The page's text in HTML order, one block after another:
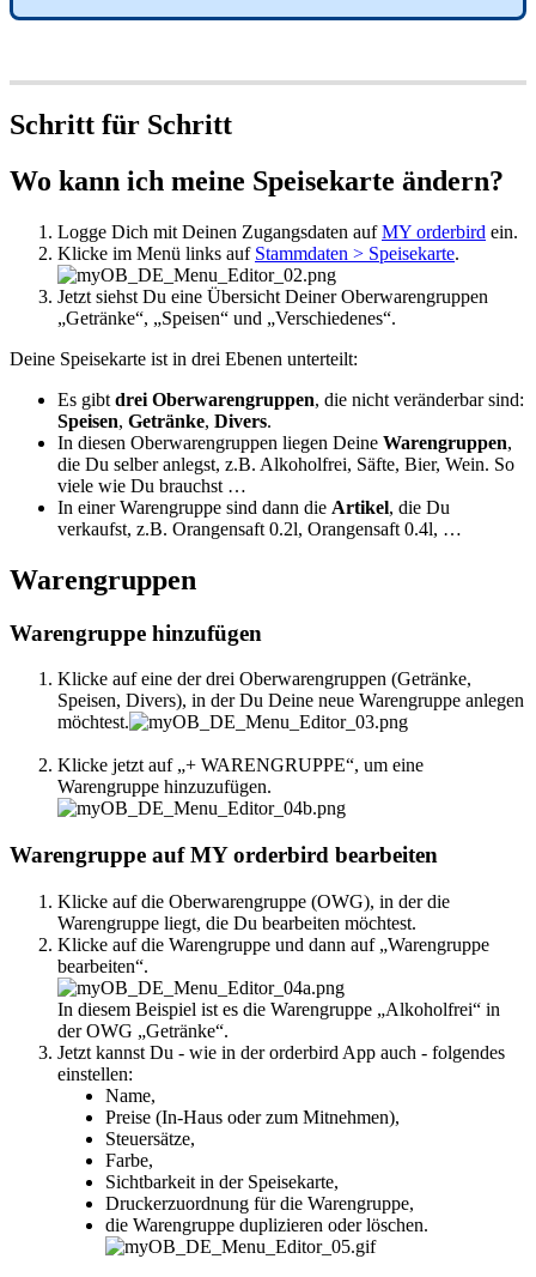
Schritt für Schritt
Wo kann ich meine Speisekarte ändern?
Logge Dich mit Deinen Zugangsdaten aufMY orderbird ein.
Klicke im Menü links auf Stammdaten > Speisekarte.
Jetzt siehst Du eine Übersicht Deiner Oberwarengruppen
„Getränke“, „Speisen“ und „Verschiedenes“.
Deine Speisekarte ist in drei Ebenen unterteilt:
Es gibt drei Oberwarengruppen, die nicht veränderbar sind:
Speisen, Getränke, Divers.
In diesen Oberwarengruppen liegen Deine Warengruppen,
die Du selber anlegst, z.B. Alkoholfrei, Säfte, Bier, Wein. So
viele wie Du brauchst …
In einer Warengruppe sind dann die Artikel, die Du
verkaufst, z.B. Orangensaft 0.2l, Orangensaft 0.4l, …
Warengruppen
Warengruppe hinzufügen
Klicke auf eine der drei Oberwarengruppen (Getränke,
Speisen, Divers), in der Du Deine neue Warengruppe anlegen
möchtest.
Klicke jetzt auf „+ WARENGRUPPE“, um eine
Warengruppe hinzuzufügen.
Warengruppe auf MY orderbird bearbeiten
Klicke auf die Oberwarengruppe (OWG), in der die
Warengruppe liegt, die Du bearbeiten möchtest.
Klicke auf die Warengruppe und dann auf „Warengruppe
bearbeiten“.
In diesem Beispiel ist es die Warengruppe „Alkoholfrei“ in
der OWG „Getränke“.
Jetzt kannst Du - wie in der orderbird App auch - folgendes
einstellen:
Name,
Preise (In-Haus oder zum Mitnehmen),
Steuersätze,
Farbe,
Sichtbarkeit in der Speisekarte,
Druckerzuordnung für die Warengruppe,
die Warengruppe duplizieren oder löschen.